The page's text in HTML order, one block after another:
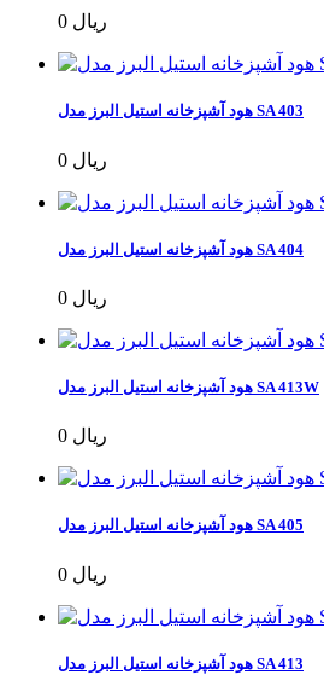
0 ریال
هود آشپزخانه استیل البرز مدل SA 403
0 ریال
هود آشپزخانه استیل البرز مدل SA 404
0 ریال
هود آشپزخانه استیل البرز مدل SA 413W
0 ریال
هود آشپزخانه استیل البرز مدل SA 405
0 ریال
هود آشپزخانه استیل البرز مدل SA 413